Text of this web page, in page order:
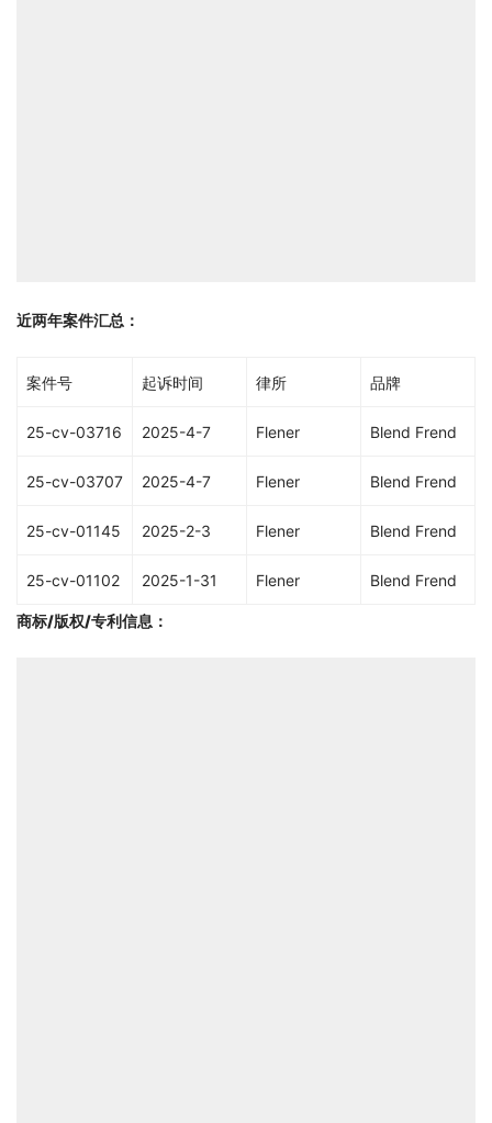
近两年案件汇总：
案件号 起诉时间 律所 品牌
25-cv-03716 2025-4-7 Flener Blend Frend
25-cv-03707 2025-4-7 Flener Blend Frend
25-cv-01145 2025-2-3 Flener Blend Frend
25-cv-01102 2025-1-31 Flener Blend Frend
商标/版权/专利信息 ：